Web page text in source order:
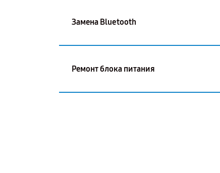
Замена Bluetooth
Ремонт блока питания